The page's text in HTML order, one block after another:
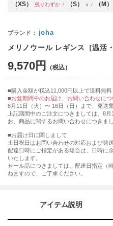
（XS） 残りわずか （S） ○ （M）
joha
メリノウール レギンス［温活
9,570円
購入金額が税込11,000円以上で送料無料
お盆期間中のお届け、お問い合わせにつ
8月11日（火）〜 16日（日）まで、発送
上記期間中のご注文につきましては、8
お、商品に関するお問い合わせにつきま
■お届け日に関しまして
土日祝日はお問い合わせの対応および発
配達日時にご指定がある場合は、日時に
いたします。
セール品につきましては、配達日指定（
ねますので、ご了承ください。
アイテム説明